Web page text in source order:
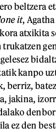
beltzera
it,
atxikita
kanpo
berriz,
jakina,
ez den